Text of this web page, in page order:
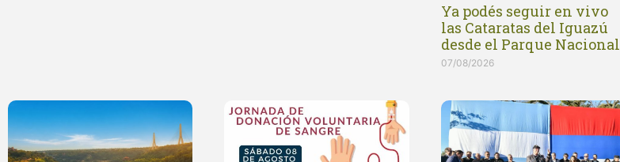
Ya podés seguir en vivo
las Cataratas del Iguazú
desde el Parque Nacional
07/08/2026